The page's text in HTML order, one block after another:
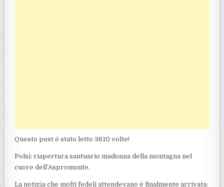
Questo post é stato letto 3810 volte!
Polsi: riapertura santuario madonna della montagna nel
cuore dell’Aspromonte.
La notizia che molti fedeli attendevano è finalmente arrivata: